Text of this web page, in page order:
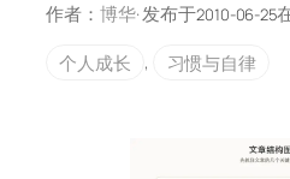
作者： 博华· 发布于2010-06-25
个人成长
, 习惯与自律